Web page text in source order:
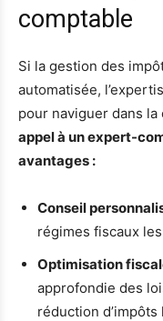
comptable
Si la gestion des
automatisée,
pour naviguer dans
appel à un expert-
avantages :
Conseil
régimes fiscaux
Optimisation
approfondie des
réduction d’impôts